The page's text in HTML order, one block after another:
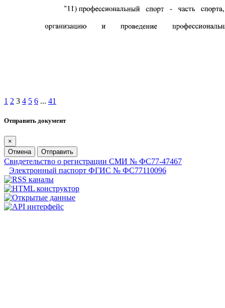
1 2 3 4 5 6 ... 41
Отправить документ
×
Отмена
Отправить
Свидетельство о регистрации СМИ № ФС77-47467
Электронный паспорт ФГИС № ФС77110096